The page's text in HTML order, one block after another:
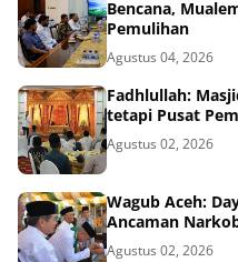
Bencana,
Pemulihan
Agustus 04, 2026
Fadhlullah:
tetapi Pusat
Agustus 02, 2026
Wagub Aceh:
Ancaman
Agustus 02, 2026